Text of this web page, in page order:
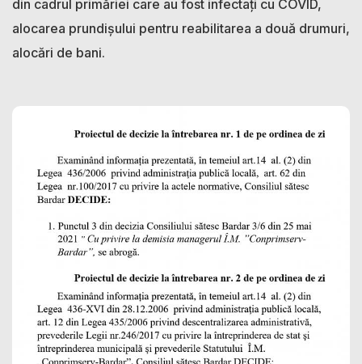
din cadrul primăriei care au fost infectați cu COVID,
alocarea prundișului pentru reabilitarea a două drumuri,
alocări de bani.